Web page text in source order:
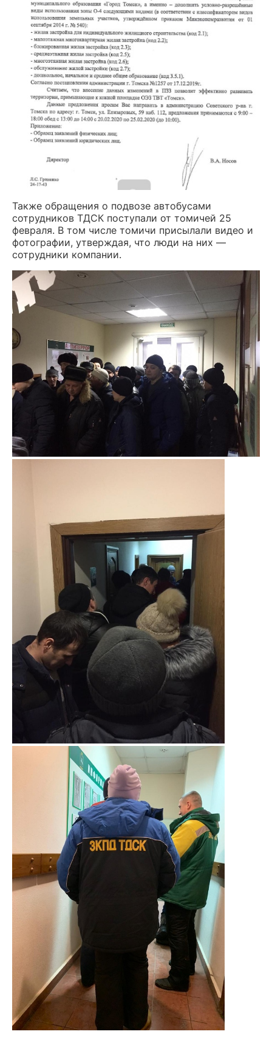
Также обращения о подвозе автобусами
сотрудников ТДСК поступали от томичей 25
февраля. В том числе томичи присылали видео и
фотографии, утверждая, что люди на них —
сотрудники компании.